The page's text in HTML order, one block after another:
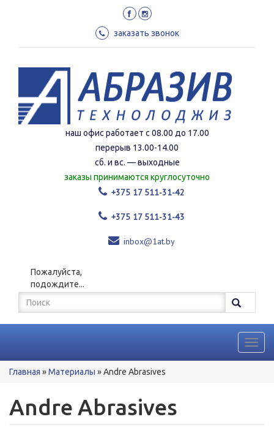
заказать звонок
наш офис работает с 08.00 до 17.00
перерыв 13.00-14.00
сб. и вс. — выходные
заказы принимаются круглосуточно
+375 17 511-31-42
+375 17 511-31-43
inbox@1at.by
Пожалуйста,
подождите...
Форма
поиска
Поиск
Вы
Главная »Материалы »Andre Abrasives
Andre Abrasives